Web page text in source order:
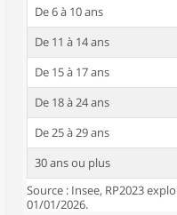
De 6 à 10 ans
De 11 à 14 ans
De 15 à 17 ans
De 18 à 24 ans
De 25 à 29 ans
30 ans ou plus
Source : Insee, RP2023
01/01/2026.